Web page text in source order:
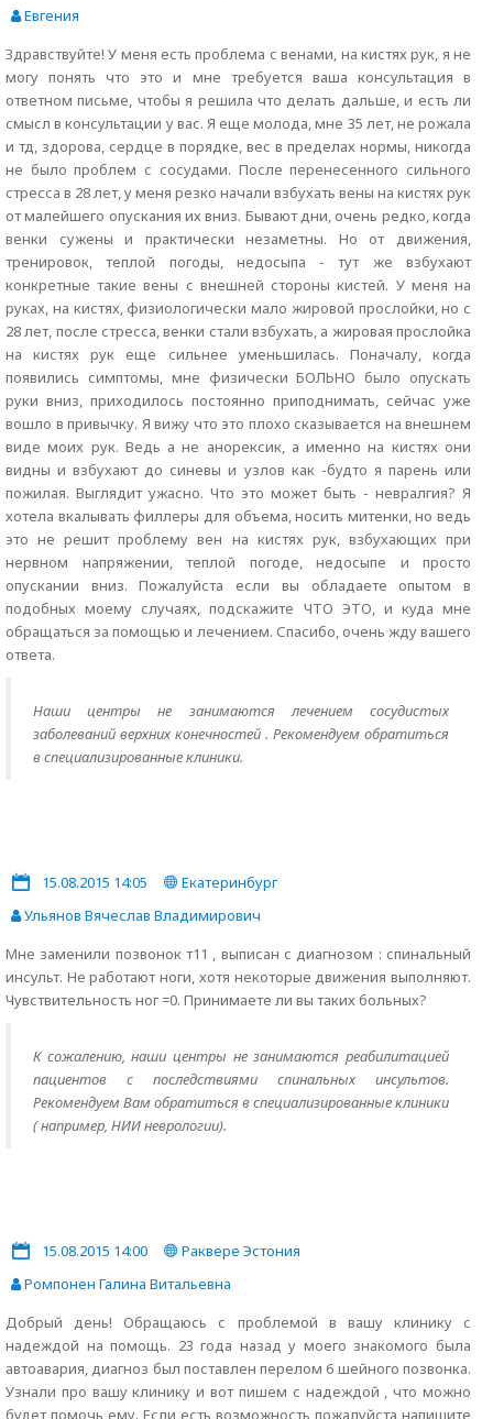
Евгения
Здравствуйте! У меня есть проблема с венами, на кистях рук, я не
могу понять что это и мне требуется ваша консультация в
ответном письме, чтобы я решила что делать дальше, и есть ли
смысл в консультации у вас. Я еще молода, мне 35 лет, не рожала
и тд, здорова, сердце в порядке, вес в пределах нормы, никогда
не было проблем с сосудами. После перенесенного сильного
стресса в 28 лет, у меня резко начали взбухать вены на кистях рук
от малейшего опускания их вниз. Бывают дни, очень редко, когда
венки сужены и практически незаметны. Но от движения,
тренировок, теплой погоды, недосыпа - тут же взбухают
конкретные такие вены с внешней стороны кистей. У меня на
руках, на кистях, физиологически мало жировой прослойки, но с
28 лет, после стресса, венки стали взбухать, а жировая прослойка
на кистях рук еще сильнее уменьшилась. Поначалу, когда
появились симптомы, мне физически БОЛЬНО было опускать
руки вниз, приходилось постоянно приподнимать, сейчас уже
вошло в привычку. Я вижу что это плохо сказывается на внешнем
виде моих рук. Ведь а не анорексик, а именно на кистях они
видны и взбухают до синевы и узлов как -будто я парень или
пожилая. Выглядит ужасно. Что это может быть - невралгия? Я
хотела вкалывать филлеры для объема, носить митенки, но ведь
это не решит проблему вен на кистях рук, взбухающих при
нервном напряжении, теплой погоде, недосыпе и просто
опускании вниз. Пожалуйста если вы обладаете опытом в
подобных моему случаях, подскажите ЧТО ЭТО, и куда мне
обращаться за помощью и лечением. Спасибо, очень жду вашего
ответа.
Наши центры не занимаются лечением сосудистых
заболеваний верхних конечностей . Рекомендуем обратиться
в специализированные клиники.
15.08.2015 14:05
Екатеринбург
Ульянов Вячеслав Владимирович
Мне заменили позвонок т11 , выписан с диагнозом : спинальный
инсульт. Не работают ноги, хотя некоторые движения выполняют.
Чувствительность ног =0. Принимаете ли вы таких больных?
К сожалению, наши центры не занимаются реабилитацией
пациентов с последствиями спинальных инсультов.
Рекомендуем Вам обратиться в специализированные клиники
( например, НИИ неврологии).
15.08.2015 14:00
Раквере Эстония
Ромпонен Галина Витальевна
Добрый день! Обращаюсь с проблемой в вашу клинику с
надеждой на помощь. 23 года назад у моего знакомого была
автоавария, диагноз был поставлен перелом 6 шейного позвонка.
Узнали про вашу клинику и вот пишем с надеждой , что можно
будет помочь ему. Если есть возможность пожалуйста напишите